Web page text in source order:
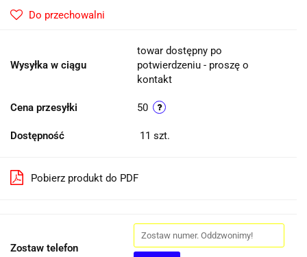
Do przechowalni
Wysyłka w ciągu
towar dostępny po
potwierdzeniu - proszę o
kontakt
Cena przesyłki 50
Dostępność 11 szt.
Pobierz produkt do PDF
Zostaw telefon